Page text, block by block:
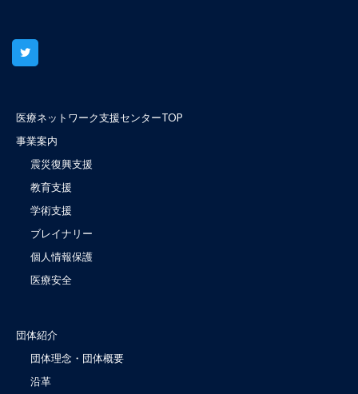
医療ネットワーク支援センターTOP
事業案内
震災復興支援
教育支援
学術支援
ブレイナリー
個人情報保護
医療安全
団体紹介
団体理念・団体概要
沿革